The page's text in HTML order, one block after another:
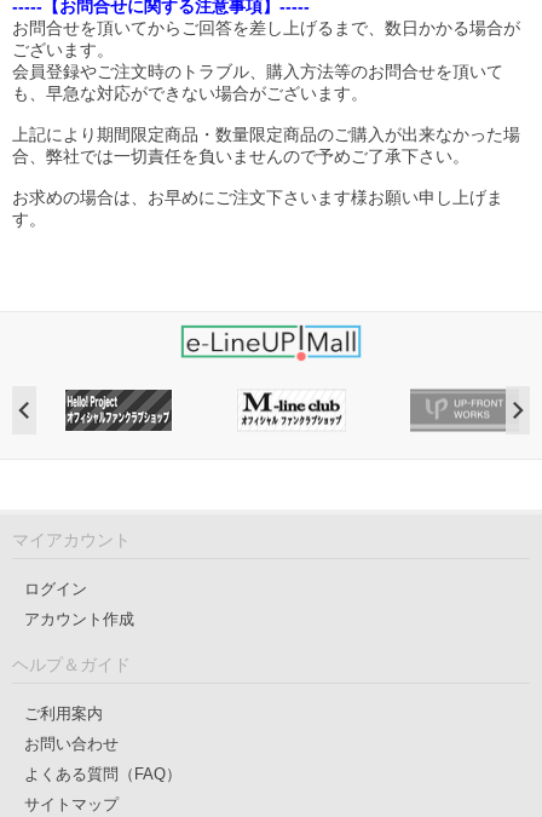
-----【お問合せに関する注意事項】-----
お問合せを頂いてからご回答を差し上げるまで、数日かかる場合が
ございます。
会員登録やご注文時のトラブル、購入方法等のお問合せを頂いて
も、早急な対応ができない場合がございます。
上記により期間限定商品・数量限定商品のご購入が出来なかった場
合、弊社では一切責任を負いませんので予めご了承下さい。
お求めの場合は、お早めにご注文下さいます様お願い申し上げま
す。
マイアカウント
ログイン
アカウント作成
ヘルプ＆ガイド
ご利用案内
お問い合わせ
よくある質問（FAQ）
サイトマップ